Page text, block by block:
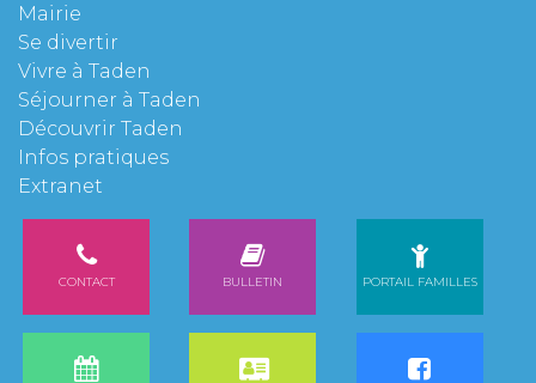
Mairie
Se divertir
Vivre à Taden
Séjourner à Taden
Découvrir Taden
Infos pratiques
Extranet
CONTACT BULLETIN PORTAIL FAMILLES